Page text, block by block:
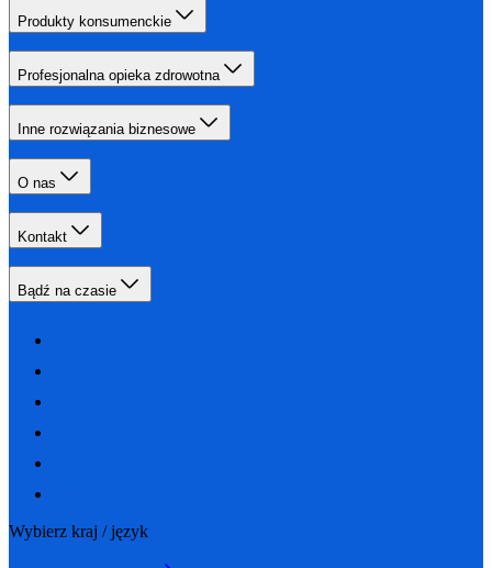
Produkty konsumenckie
Profesjonalna opieka zdrowotna
Inne rozwiązania biznesowe
O nas
Kontakt
Bądź na czasie
Wybierz kraj / język